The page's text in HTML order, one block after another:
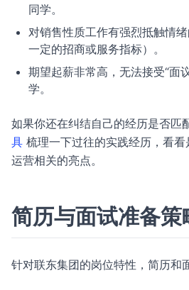
同学。
对销售性质工作有强烈抵触情
一定的招商或服务指标）。
期望起薪非常高，无法接受“面
学。
如果你还在纠结自己的经历是否匹
具 梳理一下过往的实践经历，看看
运营相关的亮点。
简历与面试准备策
针对联东集团的岗位特性，简历和